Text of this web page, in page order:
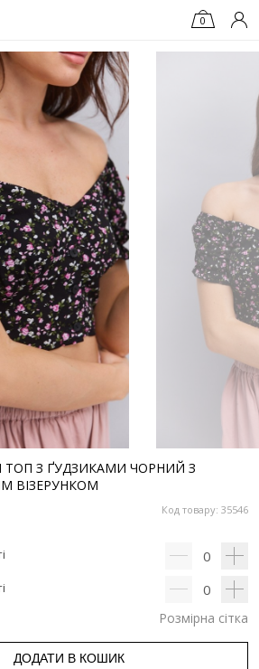
0
З ҐУДЗИКАМИ ЧОРНИЙ З
ВІЗЕРУНКОМ
Код товару: 35546
0
0
Розмірна сітка
ДОДАТИ В КОШИК